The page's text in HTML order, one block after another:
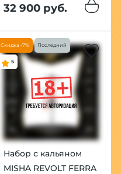
32 900 руб.
Скидка -7% Последний
5
Набор с кальяном
MISHA REVOLT FERRA